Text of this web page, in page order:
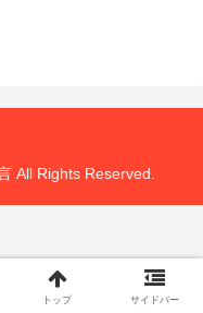
All Rights Reserved.
トップ サイドバー